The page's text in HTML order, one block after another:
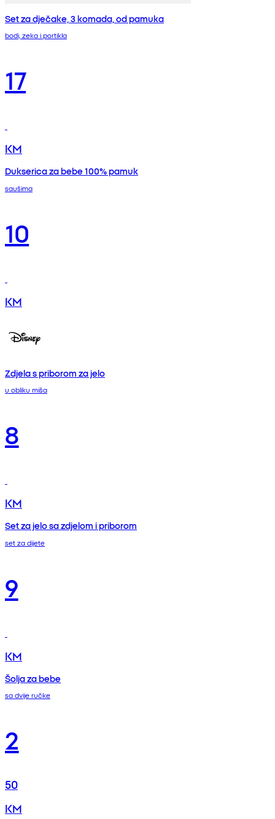
Set za dječake, 3 komada, od pamuka
bodi, zeka i portikla
17
KM
Dukserica za bebe 100% pamuk
saušima
10
KM
Zdjela s priborom za jelo
u obliku miša
8
KM
Set za jelo sa zdjelom i priborom
set za dijete
9
KM
Šolja za bebe
sa dvije ručke
2
50
KM